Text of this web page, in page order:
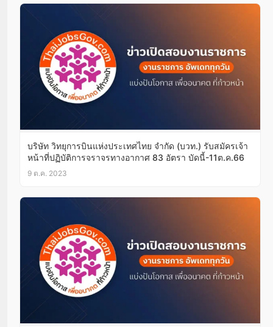
บริษัท วิทยุการบินแห่งประเทศไทย จำกัด (บวท.) รับสมัครเจ้า
หน้าที่ปฏิบัติการจราจรทางอากาศ 83 อัตรา บัดนี้-11ต.ค.66
9 ต.ค. 2023